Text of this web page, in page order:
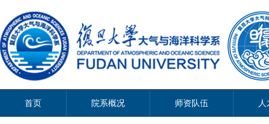
首页 院系概况 师资队伍 人